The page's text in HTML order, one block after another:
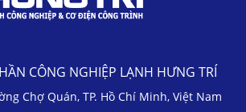
CÔNG NGHIỆP LẠNH HƯNG TRÍ
Chợ Quán, TP. Hồ Chí Minh, Việt Nam